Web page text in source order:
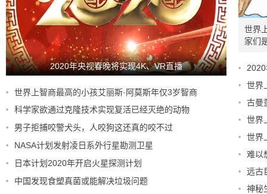
2020年央视春晚将实现4K、VR直播
世界上智商最高的小孩艾丽斯·阿莫斯年仅3岁智商
科学家欲通过克隆技术实现复活已经灭绝的动物
男子拒捕咬警犬头，人咬狗这还真的咬不过
NASA计划发射凌日系外行星勘测卫星
日本计划2020年开启火星探测计划
中国发现食塑真菌或能解决垃圾问题
世界
家们
世界
古曼
世界
世界
难以
远古
神秘